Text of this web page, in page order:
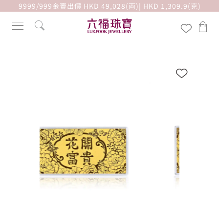
9999/999金賣出價 HKD 49,028(両)| HKD 1,309.9(克)